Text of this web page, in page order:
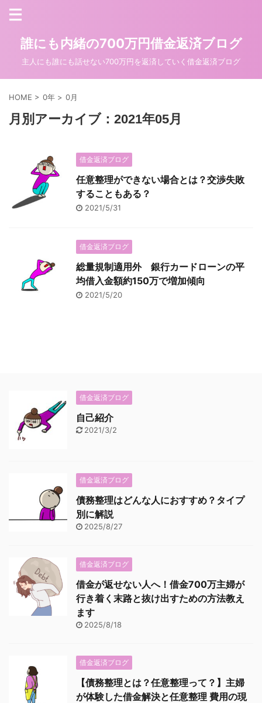
誰にも内緒の700万円借金返済ブログ
主人にも誰にも話せない700万円を返済していく借金返済ブログ
HOME > 0年 > 0月
月別アーカイブ：2021年05月
借金返済ブログ
任意整理ができない場合とは？交渉失敗
することもある？
2021/5/31
借金返済ブログ
総量規制適用外 銀行カードローンの平
均借入金額約150万で増加傾向
2021/5/20
借金返済ブログ
自己紹介
2021/3/2
借金返済ブログ
債務整理はどんな人におすすめ？タイプ
別に解説
2025/8/27
借金返済ブログ
借金が返せない人へ！借金700万主婦が
行き着く末路と抜け出すための方法教え
ます
2025/8/18
借金返済ブログ
【債務整理とは？任意整理って？】主婦
が体験した借金解決と任意整理 費用の現